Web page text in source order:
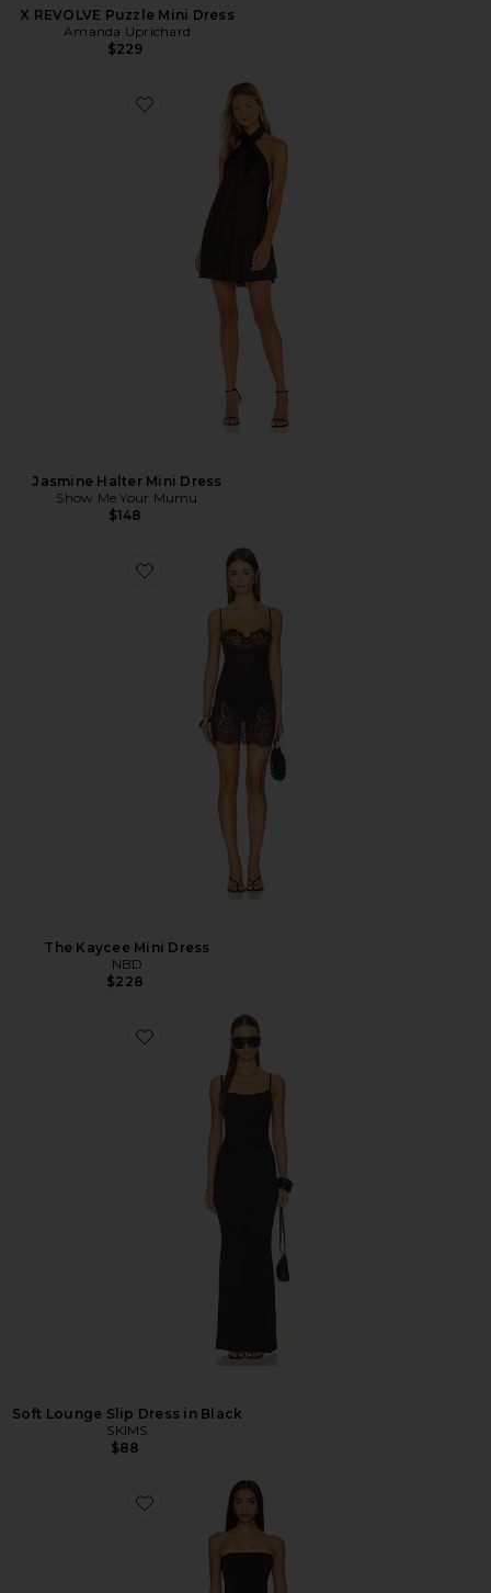
X REVOLVE Puzzle Mini Dress
Amanda Uprichard
$229
Jasmine Halter Mini Dress
Show Me Your Mumu
$148
The Kaycee Mini Dress
NBD
$228
Soft Lounge Slip Dress in Black
SKIMS
$88